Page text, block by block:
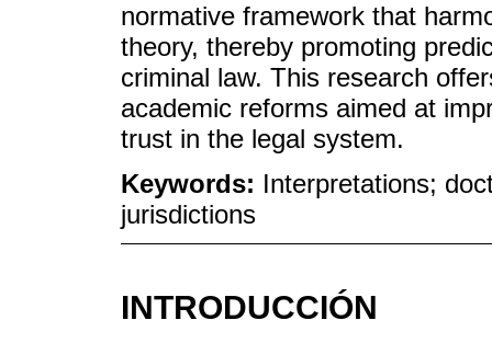
normative framework that
theory, thereby promoting
criminal law. This research
academic reforms aimed at
trust in the legal system.
Keywords: Interpretations;
jurisdictions
INTRODUCCIÓN